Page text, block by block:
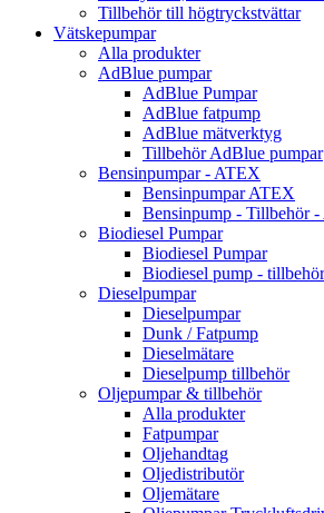
Tillbehör till högtryckstvättar
Vätskepumpar
Alla produkter
AdBlue pumpar
AdBlue Pumpar
AdBlue fatpump
AdBlue mätverktyg
Tillbehör AdBlue pumpar
Bensinpumpar - ATEX
Bensinpumpar ATEX
Bensinpump - Tillbehör
Biodiesel Pumpar
Biodiesel Pumpar
Biodiesel pump - tillbehör
Dieselpumpar
Dieselpumpar
Dunk / Fatpump
Dieselmätare
Dieselpump tillbehör
Oljepumpar & tillbehör
Alla produkter
Fatpumpar
Oljehandtag
Oljedistributör
Oljemätare